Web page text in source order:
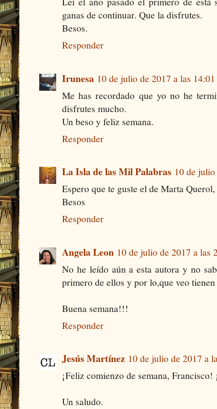
ganas de continuar. Que la disfrutes.
Besos.
Responder
Irunesa 10 de julio de 2017 a las 14:01
Me has recordado que yo no he
disfrutes mucho.
Un beso y feliz semana.
Responder
La Isla de las Mil Palabras 10 de
Espero que te guste el de Marta
Besos
Responder
Angela Leon 10 de julio de 2017 a las
No he leído aún a esta autora y no
primero de ellos y por lo,que veo
Buena semana!!!
Responder
Jesús Martínez 10 de julio de 2017 a
¡Feliz comienzo de semana,
Un saludo.